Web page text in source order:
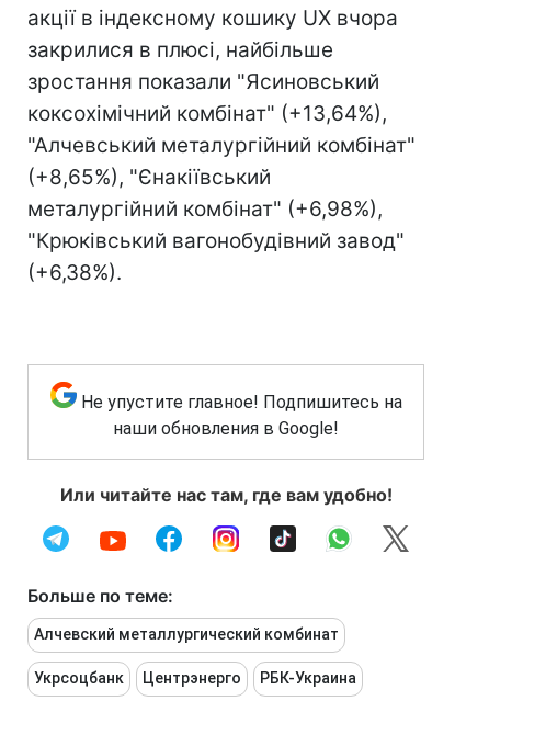
акції в індексному кошику UX вчора
закрилися в плюсі, найбільше
зростання показали "Ясиновський
коксохімічний комбінат" (+13,64%),
"Алчевський металургійний комбінат"
(+8,65%), "Єнакіївський
металургійний комбінат" (+6,98%),
"Крюківський вагонобудівний завод"
(+6,38%).
Не упустите главное! Подпишитесь на
наши обновления в Google!
Или читайте нас там, где вам удобно!
Больше по теме:
Алчевский металлургический комбинат
Укрсоцбанк Центрэнерго РБК-Украина